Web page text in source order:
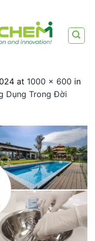
at 1000 × 600 in
Dụng Trong Đời